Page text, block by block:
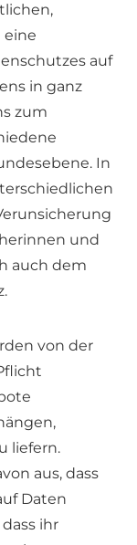
eine
auf
in ganz
zum
In
und
auch dem
von der
liefern.
aus, dass
Daten
ihr